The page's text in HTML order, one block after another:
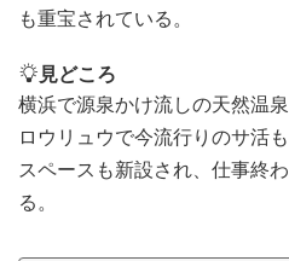
も重宝されている。
見どころ
横浜で源泉かけ流しの天然温
ロウリュウで今流行りのサ活
スペースも新設され、仕事終
る。